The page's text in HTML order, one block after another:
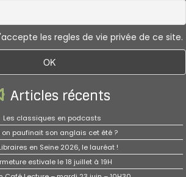
les regles de vie privée de ce site.
Articles récents
Les classiques en podcasts
on paufinait son anglais cet été ?
en Seine 2026, le lauréat !
estivale le 18 juillet à 19H